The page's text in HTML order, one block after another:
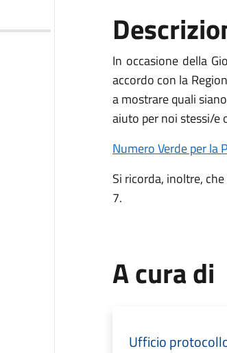
In occasione della
accordo con la
a mostrare quali
aiuto per noi stessi/e
Numero Verde per la
Si ricorda, inoltre,
7.
A cura di
Ufficio